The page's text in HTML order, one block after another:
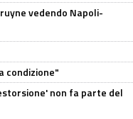
vedendo Napoli-
condizione"
non fa parte del